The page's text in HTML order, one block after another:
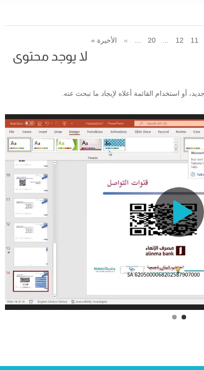
11
12
20
» الأخيرة »
لا يوجد محتوى
أو استخدام القائمة أعلاه لإيجاد ما تبحث عنه.